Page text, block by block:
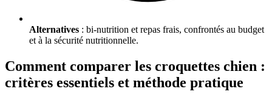
Alternatives : bi-nutrition et repas frais, confrontés au budget
et à la sécurité nutritionnelle.
Comment comparer les croquettes chien :
critères essentiels et méthode pratique